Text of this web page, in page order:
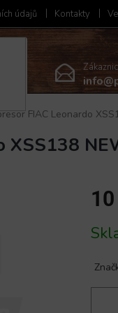
údajů Kontakty
FIAC Leonardo
XSS138
cena: